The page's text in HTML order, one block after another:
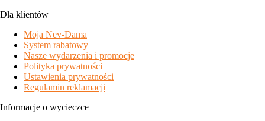
Dla klientów
Moja Nev-Dama
System rabatowy
Nasze wydarzenia i promocje
Polityka prywatności
Ustawienia prywatności
Regulamin reklamacji
Informacje o wycieczce